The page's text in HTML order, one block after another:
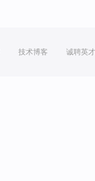
技术博客 诚聘英才